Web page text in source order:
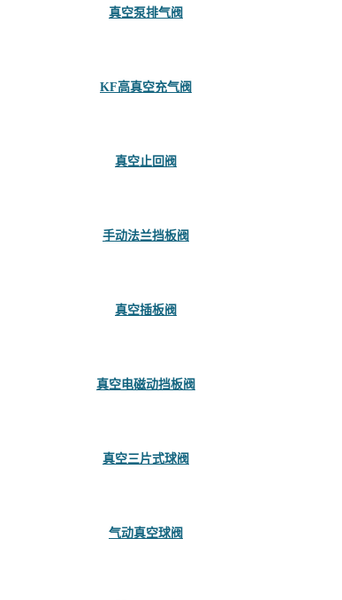
真空泵排气阀
KF高真空充气阀
真空止回阀
手动法兰挡板阀
真空插板阀
真空电磁动挡板阀
真空三片式球阀
气动真空球阀